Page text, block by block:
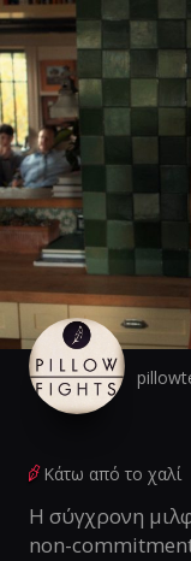
Κάτω από το χαλί
Η σύγχρονη
non-